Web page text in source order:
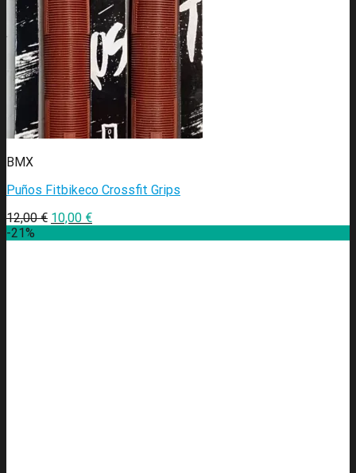
BMX
Puños Fitbikeco Crossfit Grips
12,00€ 10,00 €
-21%